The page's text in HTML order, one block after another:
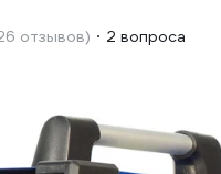
отзывов) 2 вопроса